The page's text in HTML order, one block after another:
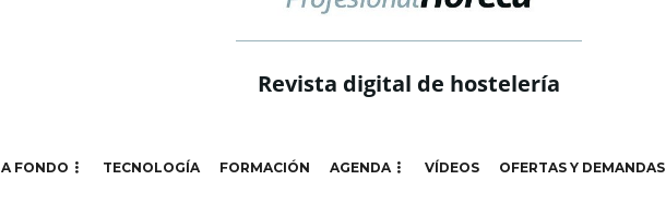
Revista digital de hostelería
A FONDO TECNOLOGÍA FORMACIÓN AGENDA VÍDEOS OFERTAS Y DEMANDAS